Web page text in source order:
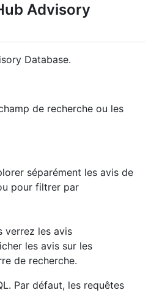
Advisory
Database.
de recherche ou les
séparément les avis de
pour filtrer par
verrez les avis
les avis sur les
de recherche.
Par défaut, les requêtes